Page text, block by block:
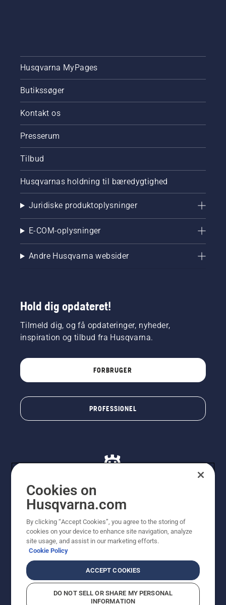
Husqvarna MyPages
Butikssøger
Kontakt os
Presserum
Tilbud
Husqvarnas holdning til bæredygtighed
Juridiske produktoplysninger
E-COM-oplysninger
Andre Husqvarna websider
Hold dig opdateret!
Tilmeld dig, og få opdateringer, nyheder,
inspiration og tilbud fra Husqvarna.
FORBRUGER
PROFESSIONEL
viste priser er vejledende udsalgspriser. Der tages
forbehold for stave- og trykfejl samt prisændringer. Vi
stræber efter at have så nøjagtige oplysningerne på
dette websted som muligt. Alle anførte priser er
vejledende udsalgspriser (inkl. moms), medmindre
Bekendtgørelse vedr. beskyttelse af personlige oplysninger
Rapporter formodede overtrædelser
Cookies on
Husqvarna.com
By clicking “Accept Cookies”, you agree to the storing of
cookies on your device to enhance site navigation, analyze
site usage, and assist in our marketing efforts.
Cookie Policy
ACCEPT COOKIES
DO NOT SELL OR SHARE MY PERSONAL
INFORMATION